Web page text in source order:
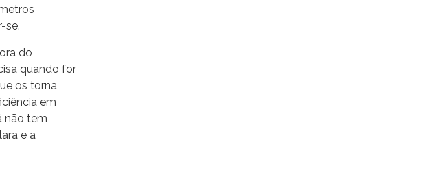
se.
do
quando for
os torna
em
não tem
e a